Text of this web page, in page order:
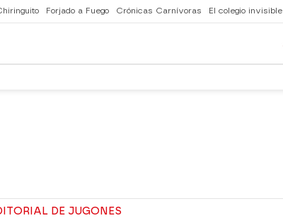
Forjado a Fuego Crónicas Carnívoras El colegio invisible
DE JUGONES